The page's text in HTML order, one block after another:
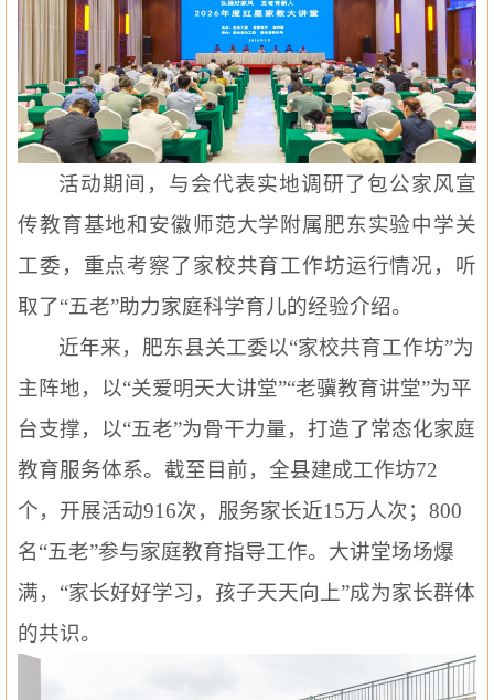
活动期间，与会代表实地调研了包公家风宣
传教育基地和安徽师范大学附属肥东实验中学关
工委，重点考察了家校共育工作坊运行情况，听
取了“五老”助力家庭科学育儿的经验介绍。
近年来，肥东县关工委以“家校共育工作坊”为
主阵地，以“关爱明天大讲堂”“老骥教育讲堂”为平
台支撑，以“五老”为骨干力量，打造了常态化家庭
教育服务体系。截至目前，全县建成工作坊72
个，开展活动916次，服务家长近15万人次；800
名“五老”参与家庭教育指导工作。大讲堂场场爆
满，“家长好好学习，孩子天天向上”成为家长群体
的共识。